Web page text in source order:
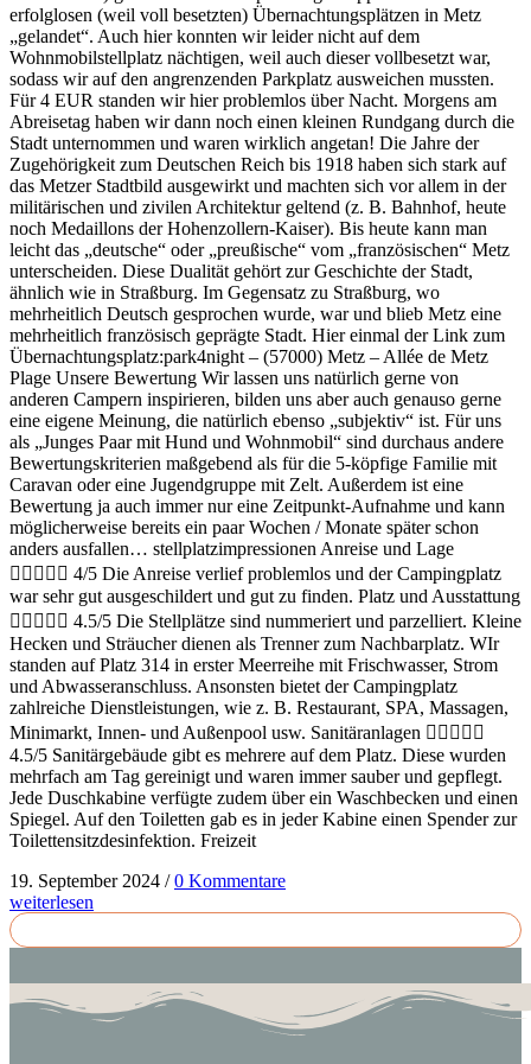
erfolglosen (weil voll besetzten) Übernachtungsplätzen in Metz
„gelandet“. Auch hier konnten wir leider nicht auf dem
Wohnmobilstellplatz nächtigen, weil auch dieser vollbesetzt war,
sodass wir auf den angrenzenden Parkplatz ausweichen mussten.
Für 4 EUR standen wir hier problemlos über Nacht. Morgens am
Abreisetag haben wir dann noch einen kleinen Rundgang durch die
Stadt unternommen und waren wirklich angetan! Die Jahre der
Zugehörigkeit zum Deutschen Reich bis 1918 haben sich stark auf
das Metzer Stadtbild ausgewirkt und machten sich vor allem in der
militärischen und zivilen Architektur geltend (z. B. Bahnhof, heute
noch Medaillons der Hohenzollern-Kaiser). Bis heute kann man
leicht das „deutsche“ oder „preußische“ vom „französischen“ Metz
unterscheiden. Diese Dualität gehört zur Geschichte der Stadt,
ähnlich wie in Straßburg. Im Gegensatz zu Straßburg, wo
mehrheitlich Deutsch gesprochen wurde, war und blieb Metz eine
mehrheitlich französisch geprägte Stadt. Hier einmal der Link zum
Übernachtungsplatz:park4night – (57000) Metz – Allée de Metz
Plage Unsere Bewertung Wir lassen uns natürlich gerne von
anderen Campern inspirieren, bilden uns aber auch genauso gerne
eine eigene Meinung, die natürlich ebenso „subjektiv“ ist. Für uns
als „Junges Paar mit Hund und Wohnmobil“ sind durchaus andere
Bewertungskriterien maßgebend als für die 5-köpfige Familie mit
Caravan oder eine Jugendgruppe mit Zelt. Außerdem ist eine
Bewertung ja auch immer nur eine Zeitpunkt-Aufnahme und kann
möglicherweise bereits ein paar Wochen / Monate später schon
anders ausfallen… stellplatzimpressionen Anreise und Lage
 4/5 Die Anreise verlief problemlos und der Campingplatz
war sehr gut ausgeschildert und gut zu finden. Platz und Ausstattung
 4.5/5 Die Stellplätze sind nummeriert und parzelliert. Kleine
Hecken und Sträucher dienen als Trenner zum Nachbarplatz. WIr
standen auf Platz 314 in erster Meerreihe mit Frischwasser, Strom
und Abwasseranschluss. Ansonsten bietet der Campingplatz
zahlreiche Dienstleistungen, wie z. B. Restaurant, SPA, Massagen,
Minimarkt, Innen- und Außenpool usw. Sanitäranlagen 
4.5/5 Sanitärgebäude gibt es mehrere auf dem Platz. Diese wurden
mehrfach am Tag gereinigt und waren immer sauber und gepflegt.
Jede Duschkabine verfügte zudem über ein Waschbecken und einen
Spiegel. Auf den Toiletten gab es in jeder Kabine einen Spender zur
Toilettensitzdesinfektion. Freizeit
19. September 2024 / 0 Kommentare
weiterlesen